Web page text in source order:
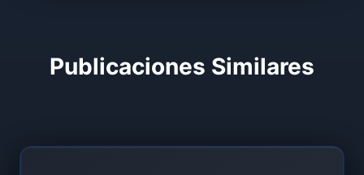
Publicaciones Similares